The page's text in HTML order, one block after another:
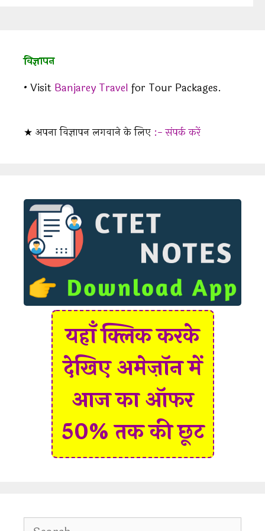
विज्ञापन
• Visit Banjarey Travel for Tour Packages.
★ अपना विज्ञापन लगवाने के लिए :- संपर्क करें
यहाँ क्लिक करके
देखिए अमेज़ॉन में
आज का ऑफर
50% तक की छूट